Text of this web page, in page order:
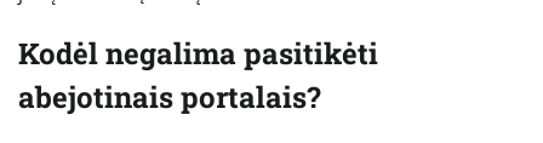
Kodėl negalima pasitikėti
abejotinais portalais?